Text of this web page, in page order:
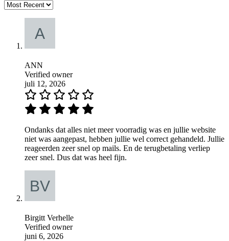
ANN
Verified owner
juli 12, 2026
Ondanks dat alles niet meer voorradig was en jullie website
niet was aangepast, hebben jullie wel correct gehandeld. Jullie
reageerden zeer snel op mails. En de terugbetaling verliep
zeer snel. Dus dat was heel fijn.
Birgitt Verhelle
Verified owner
juni 6, 2026